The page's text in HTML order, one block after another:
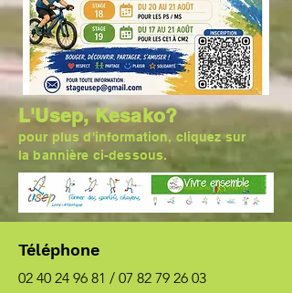
L'Usep, Kesako?
pour plus d'information, cliquez sur
la bannière ci-dessous.
Téléphone
02 40 24 96 81 / 07 82 79 26 03